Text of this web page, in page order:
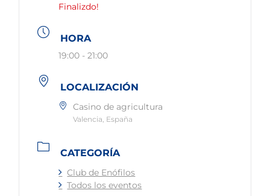
Finalizdo!
HORA
19:00 - 21:00
LOCALIZACIÓN
Casino de agricultura
Valencia, España
CATEGORÍA
Club de Enófilos
Todos los eventos